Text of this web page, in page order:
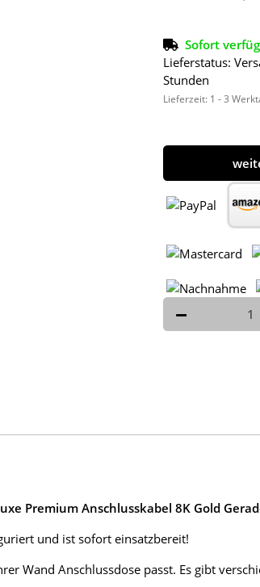
Sofort
Lieferstatus:
Stunden
Lieferzeit: 1 - 3
Premium Anschlusskabel 8K Gold
und ist sofort einsatzbereit!
Wand Anschlussdose passt. Es gibt